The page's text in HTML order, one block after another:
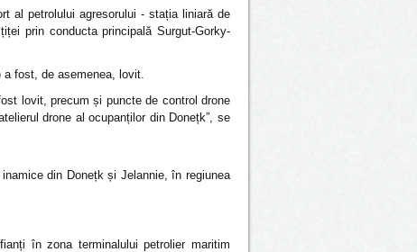
al petrolului agresorului - stația liniară de
prin conducta principală Surgut-Gorky-
fost, de asemenea, lovit.
lovit, precum și puncte de control drone
drone al ocupanților din Donețk”, se
din Donețk și Jelannie, în regiunea
în zona terminalului petrolier maritim